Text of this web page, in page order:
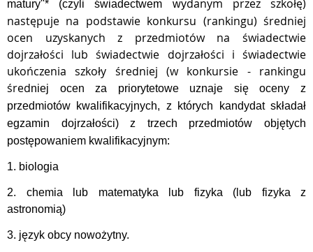
matury"* (czyli świadectwem wydanym przez szkołę)
następuje na podstawie konkursu (rankingu) średniej
ocen uzyskanych z przedmiotów na świadectwie
dojrzałości lub świadectwie dojrzałości i świadectwie
ukończenia szkoły średniej (w konkursie - rankingu
średniej ocen za priorytetowe uznaje się oceny z
przedmiotów kwalifikacyjnych, z których kandydat składał
egzamin dojrzałości) z trzech przedmiotów objętych
postępowaniem kwalifikacyjnym:
1. biologia
2. chemia lub matematyka lub fizyka (lub fizyka z
astronomią)
3. język obcy nowożytny.